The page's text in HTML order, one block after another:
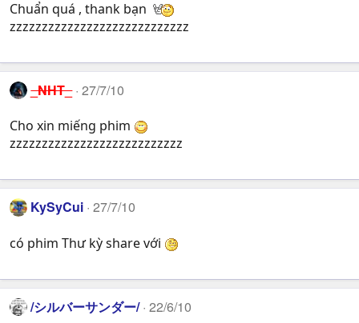
Chuẩn quá , thank bạn
zzzzzzzzzzzzzzzzzzzzzzzzzzzz
_NHT_ 27/7/10
Cho xin miếng phim
zzzzzzzzzzzzzzzzzzzzzzzzzzz
KySyCui 27/7/10
có phim Thư kỳ share với
/シルバーサンダー/ 22/6/10